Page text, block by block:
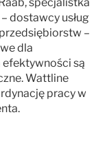
dostawcy usług
–
dla
są
Wattline
pracy w